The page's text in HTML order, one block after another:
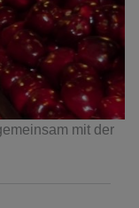
mit der